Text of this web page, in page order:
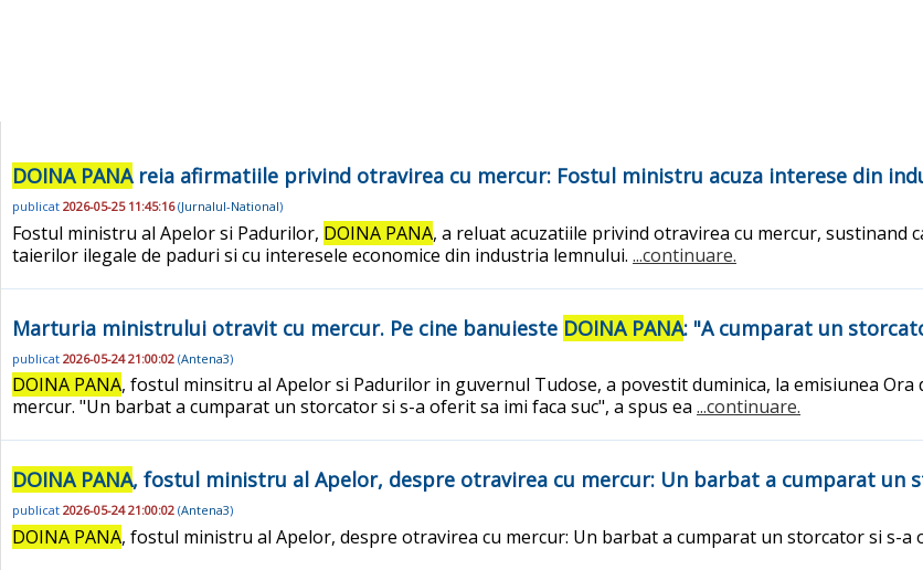
DOINA PANAreia afirmatiile privind otravirea cu mercur: Fostul ministru acuza interese din
publicat 2026-05-25 11:45:16(Jurnalul-National)
Fostul ministru al Apelor si Padurilor, DOINA PANA, a reluat acuzatiile privind otravirea cu mercur, sustinand
taierilor ilegale de paduri si cu interesele economice din industria lemnului. ...continuare.
Marturia ministrului otravit cu mercur. Pe cine banuieste DOINA PANA: "A cumparat un
publicat 2026-05-24 21:00:02 (Antena3)
DOINA PANA, fostul minsitru al Apelor si Padurilor in guvernul Tudose, a povestit duminica, la emisiunea Ora
mercur. "Un barbat a cumparat un storcator si s-a oferit sa imi faca suc", a spus ea ...continuare.
DOINA PANA, fostul ministru al Apelor, despre otravirea cu mercur: Un barbat a cumparat un
publicat 2026-05-24 21:00:02 (Antena3)
DOINA PANA, fostul ministru al Apelor, despre otravirea cu mercur: Un barbat a cumparat un storcator si s-a